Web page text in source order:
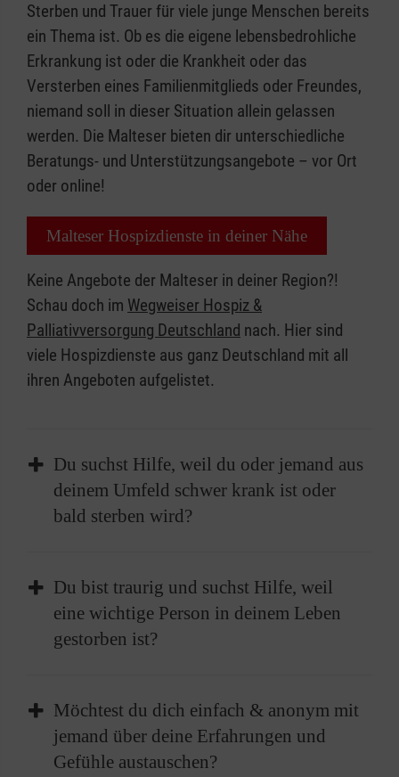
Sterben und Trauer für viele junge Menschen bereits
ein Thema ist. Ob es die eigene lebensbedrohliche
Erkrankung ist oder die Krankheit oder das
Versterben eines Familienmitglieds oder Freundes,
niemand soll in dieser Situation allein gelassen
werden. Die Malteser bieten dir unterschiedliche
Beratungs- und Unterstützungsangebote – vor Ort
oder online!
Malteser Hospizdienste in deiner Nähe
Keine Angebote der Malteser in deiner Region?!
Schau doch im Wegweiser Hospiz &
Palliativversorgung Deutschland nach. Hier sind
viele Hospizdienste aus ganz Deutschland mit all
ihren Angeboten aufgelistet.
Du suchst Hilfe, weil du oder jemand aus
deinem Umfeld schwer krank ist oder
bald sterben wird?
Wir Malteser begleiten Menschen von jung bis
alt, die schwer krank sind oder bald sterben
werden. Wir sind auch für deren Familien und
Freunde da - und das in ganz Deutschland!
die Menschen derzeit leben: nach Hause, in die
Pflegeeinrichtung, ins Krankenhaus oder auch
ins Hospiz. Sie führen Gespräche, spielen,
Du bist traurig und suchst Hilfe, weil
eine wichtige Person in deinem Leben
gestorben ist?
Wir Malteser begleiten Erwachsene,
Jugendliche und Kinder, wenn sie um einen
gestorbenen Menschen trauern - und das in
Möchtest du dich einfach & anonym mit
jemand über deine Erfahrungen und
Gefühle austauschen?